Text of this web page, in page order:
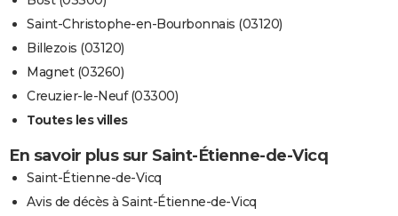
Saint-Christophe-en-Bourbonnais (03120)
Billezois (03120)
Magnet (03260)
Creuzier-le-Neuf (03300)
Toutes les villes
En savoir plus sur Saint-Étienne-de-Vicq
Saint-Étienne-de-Vicq
Avis de décès à Saint-Étienne-de-Vicq